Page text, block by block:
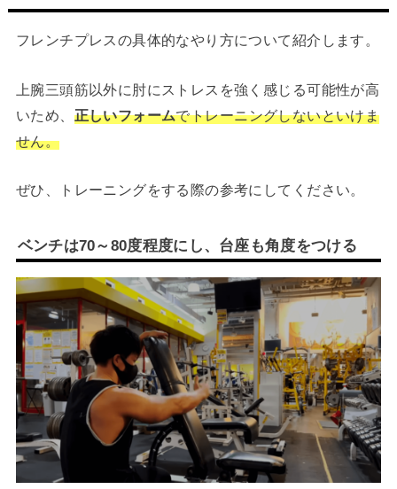
フレンチプレスの具体的なやり方について紹介します。
上腕三頭筋以外に肘にストレスを強く感じる可能性が高
いため、 正しいフォームでトレーニングしないといけま
せん。
ぜひ、トレーニングをする際の参考にしてください。
ベンチは70～80度程度にし、台座も角度をつける